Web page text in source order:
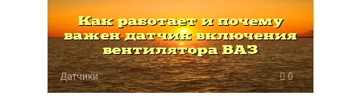
Датчики 0